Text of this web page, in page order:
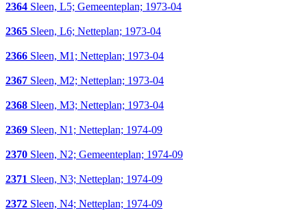
2364 Sleen, L5; Gemeenteplan; 1973-04
2365 Sleen, L6; Netteplan; 1973-04
2366 Sleen, M1; Netteplan; 1973-04
2367 Sleen, M2; Netteplan; 1973-04
2368 Sleen, M3; Netteplan; 1973-04
2369 Sleen, N1; Netteplan; 1974-09
2370 Sleen, N2; Gemeenteplan; 1974-09
2371 Sleen, N3; Netteplan; 1974-09
2372 Sleen, N4; Netteplan; 1974-09